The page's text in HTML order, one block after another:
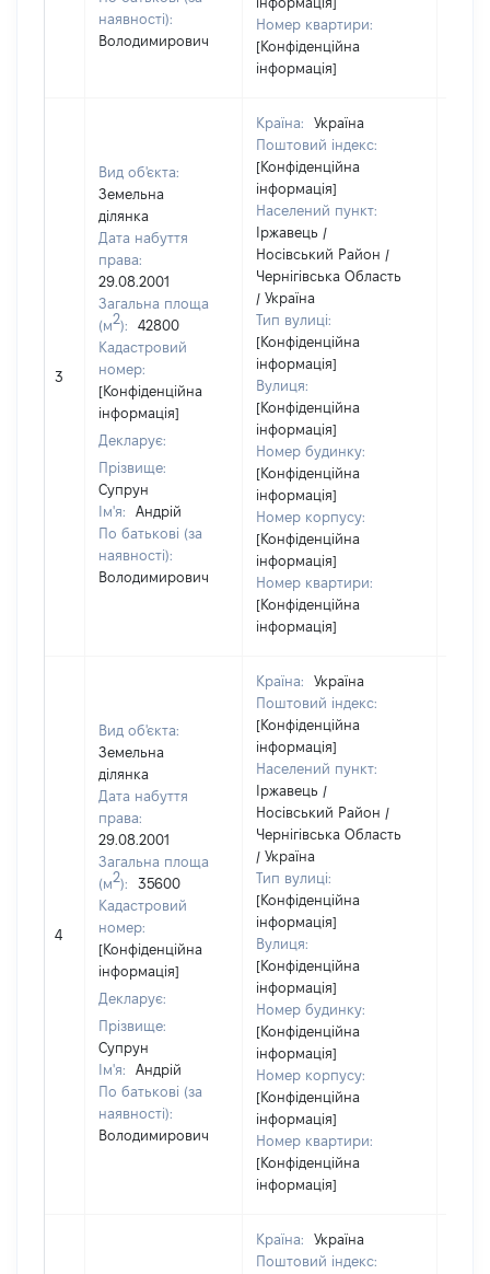
наявності):
Володимирович
Номер квартири:
[Конфіденційна
інформація]
3
Вид об'єкта:
Земельна
ділянка
Дата набуття
права:
29.08.2001
Загальна площа
(м2):
42800
Кадастровий
номер:
[Конфіденційна
інформація]
Декларує:
Прізвище:
Супрун
Ім'я:
Андрій
По батькові (за
наявності):
Володимирович
Країна:
Україна
Поштовий індекс:
[Конфіденційна
інформація]
Населений пункт:
Іржавець /
Носівський Район /
Чернігівська Область
/ Україна
Тип вулиці:
[Конфіденційна
інформація]
Вулиця:
[Конфіденційна
інформація]
Номер будинку:
[Конфіденційна
інформація]
Номер корпусу:
[Конфіденційна
інформація]
Номер квартири:
[Конфіденційна
інформація]
4
Вид об'єкта:
Земельна
ділянка
Дата набуття
права:
29.08.2001
Загальна площа
(м2):
35600
Кадастровий
номер:
[Конфіденційна
інформація]
Декларує:
Прізвище:
Супрун
Ім'я:
Андрій
По батькові (за
наявності):
Володимирович
Країна:
Україна
Поштовий індекс:
[Конфіденційна
інформація]
Населений пункт:
Іржавець /
Носівський Район /
Чернігівська Область
/ Україна
Тип вулиці:
[Конфіденційна
інформація]
Вулиця:
[Конфіденційна
інформація]
Номер будинку:
[Конфіденційна
інформація]
Номер корпусу:
[Конфіденційна
інформація]
Номер квартири:
[Конфіденційна
інформація]
Країна:
Україна
Поштовий індекс: